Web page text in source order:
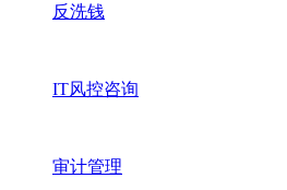
反洗钱
IT风控咨询
审计管理